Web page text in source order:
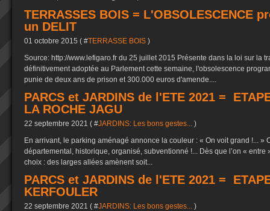
TERRASSES BOIS = L'OBSOLESCENCE
un DELIT
01 octobre 2015 ( #TERRASSE BOIS )
Source: http://www.lefigaro.fr du 25 juillet 2015 Présente dans la loi sur la
définitivement adoptée au Parlement cette semaine, l'obsolescence
punie de deux ans de prison et 300.000 euros d'amende....
PARCS et JARDINS de l'ETE 2021 =
LA ROCHE JAGU
22 septembre 2021 ( #JARDINS: Les bons gestes... )
En arrivant, le parking aménagé annonce la couleur : « On voit grand !... »
départemental, historique, organisé, subventionné !... Dès que l’on « entre
choix : des larges allées amènent soit...
PARCS et JARDINS de l'ETE 2021 =
KERFOULER
22 septembre 2021 ( #JARDINS: Les bons gestes... )